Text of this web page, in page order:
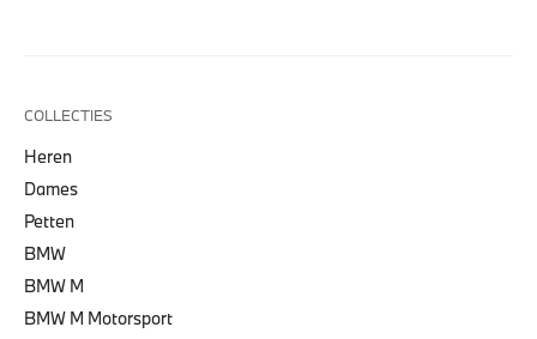
COLLECTIES
Heren
Dames
Petten
BMW
BMW M
BMW M Motorsport